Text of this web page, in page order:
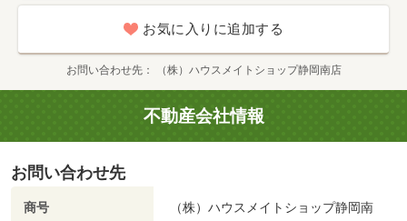
お気に入りに追加する
お問い合わせ先 （株）ハウスメイトショップ静岡南店
不動産会社情報
お問い合わせ先
商号
（株）ハウスメイトショップ静岡南